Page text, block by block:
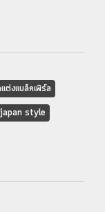
ต่งแบล็คเพิร์ล
japan style